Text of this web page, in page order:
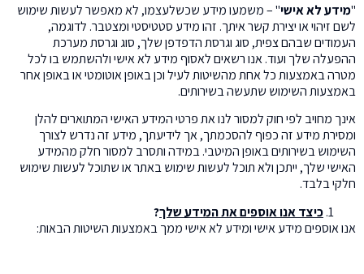
"מידע לא אישי" – משמעו מידע שכשלעצמו, לא מאפשר לעשות שימוש
לשם זיהוי או יצירת קשר איתך. זהו מידע סטטיסטי ומצטבר. לדוגמה,
העמודים שבהם צפית, סוג וגרסת הדפדפן שלך, סוג וגרסת מערכת
ההפעלה שלך ועוד. אנו רשאים לאסוף מידע לא אישי ולהשתמש בו לכל
מטרה באמצעות כל אחת מהשיטות לעיל וכן באופן אוטומטי או באופן אחר
באמצעות השימוש שתעשה בשירותים.
אינך מחויב לפי חוק למסור לנו את פרטי המידע האישי המתוארים להלן
ומסירת מידע זה כפוף להסכמתך, אך לידיעתך, מידע זה נדרש לצורך
השימוש בשירותים באופן המיטבי. במידה ותסרב למסור חלק מהמידע
האישי שלך, ייתכן ולא תוכל לעשות שימוש באתר או שתוכל לעשות שימוש
חלקי בלבד.
כיצד אנו אוספים את המידע שלך?
אנו אוספים מידע אישי ומידע לא אישי ממך באמצעות השיטות הבאות: